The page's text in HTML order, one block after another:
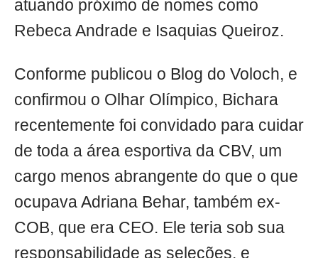
atuando próximo de nomes como
Rebeca Andrade e Isaquias Queiroz.
Conforme publicou o Blog do Voloch, e
confirmou o Olhar Olímpico, Bichara
recentemente foi convidado para cuidar
de toda a área esportiva da CBV, um
cargo menos abrangente do que o que
ocupava Adriana Behar, também ex-
COB, que era CEO. Ele teria sob sua
responsabilidade as seleções, e